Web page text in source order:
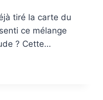
tiré la carte du
ce mélange
? Cette…